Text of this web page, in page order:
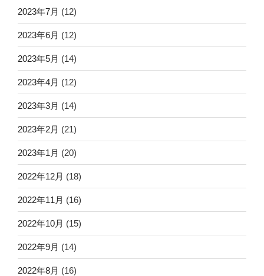
2023年7月 (12)
2023年6月 (12)
2023年5月 (14)
2023年4月 (12)
2023年3月 (14)
2023年2月 (21)
2023年1月 (20)
2022年12月 (18)
2022年11月 (16)
2022年10月 (15)
2022年9月 (14)
2022年8月 (16)